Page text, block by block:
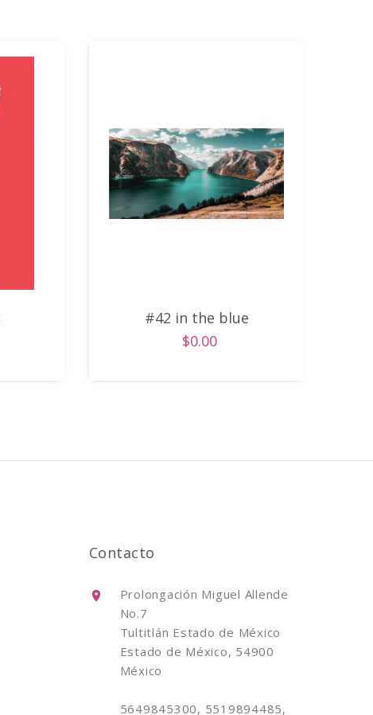
#42 in the blue
$0.00
Contacto
Prolongación Miguel Allende
No.7
Tultitlán Estado de México
Estado de México, 54900
México
5649845300, 5519894485,